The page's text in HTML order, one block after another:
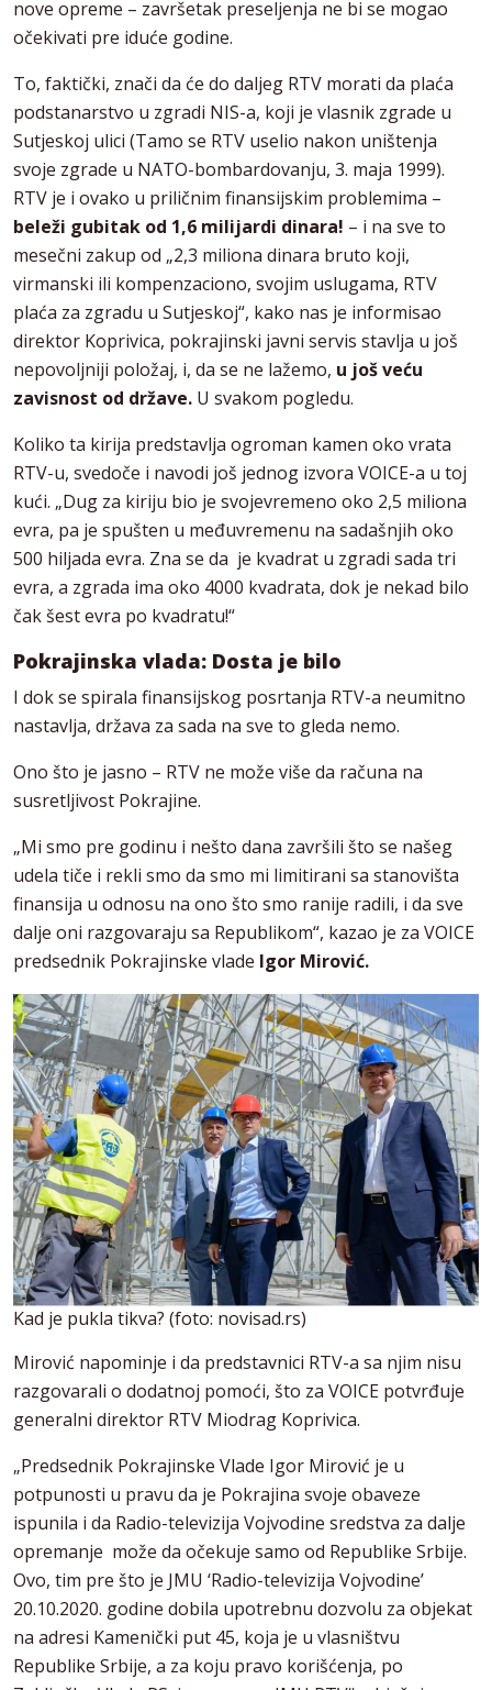
nove opreme – završetak preseljenja ne bi se mogao
očekivati pre iduće godine.
To, faktički, znači da će do daljeg RTV morati da plaća
podstanarstvo u zgradi NIS-a, koji je vlasnik zgrade u
Sutjeskoj ulici (Tamo se RTV uselio nakon uništenja
svoje zgrade u NATO-bombardovanju, 3. maja 1999).
RTV je i ovako u priličnim finansijskim problemima –
beleži gubitak od 1,6 milijardi dinara! – i na sve to
mesečni zakup od „2,3 miliona dinara bruto koji,
virmanski ili kompenzaciono, svojim uslugama, RTV
plaća za zgradu u Sutjeskoj“, kako nas je informisao
direktor Koprivica, pokrajinski javni servis stavlja u još
nepovoljniji položaj, i, da se ne lažemo, u još veću
zavisnost od države. U svakom pogledu.
Koliko ta kirija predstavlja ogroman kamen oko vrata
RTV-u, svedoče i navodi još jednog izvora VOICE-a u toj
kući. „Dug za kiriju bio je svojevremeno oko 2,5 miliona
evra, pa je spušten u međuvremenu na sadašnjih oko
500 hiljada evra. Zna se da je kvadrat u zgradi sada tri
evra, a zgrada ima oko 4000 kvadrata, dok je nekad bilo
čak šest evra po kvadratu!“
Pokrajinska vlada: Dosta je bilo
I dok se spirala finansijskog posrtanja RTV-a neumitno
nastavlja, država za sada na sve to gleda nemo.
Ono što je jasno – RTV ne može više da računa na
susretljivost Pokrajine.
„Mi smo pre godinu i nešto dana završili što se našeg
udela tiče i rekli smo da smo mi limitirani sa stanovišta
finansija u odnosu na ono što smo ranije radili, i da sve
dalje oni razgovaraju sa Republikom“, kazao je za VOICE
predsednik Pokrajinske vlade Igor Mirović.
Kad je pukla tikva? (foto: novisad.rs)
Mirović napominje i da predstavnici RTV-a sa njim nisu
razgovarali o dodatnoj pomoći, što za VOICE potvrđuje
generalni direktor RTV Miodrag Koprivica.
„Predsednik Pokrajinske Vlade Igor Mirović je u
potpunosti u pravu da je Pokrajina svoje obaveze
ispunila i da Radio-televizija Vojvodine sredstva za dalje
opremanje može da očekuje samo od Republike Srbije.
Ovo, tim pre što je JMU ‘Radio-televizija Vojvodine’
20.10.2020. godine dobila upotrebnu dozvolu za objekat
na adresi Kamenički put 45, koja je u vlasništvu
Republike Srbije, a za koju pravo korišćenja, po